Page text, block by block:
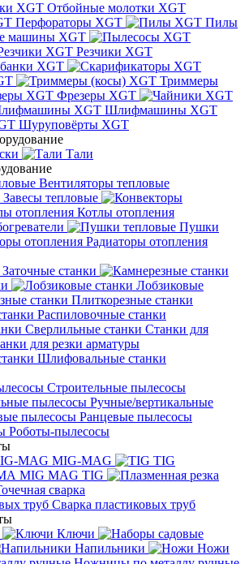
Отбойные молотки XGT
Перфораторы XGT
Пилы
машины XGT
Резчики XGT
XGT
Триммеры
Фрезеры XGT
Шлифмашины XGT
Шуруповёрты XGT
Тали
Вентиляторы тепловые
Завесы тепловые
Котлы отопления
Пушки
Радиаторы отопления
Заточные станки
Лобзиковые
Плиткорезные станки
Распиловочные станки
Сверлильные станки Станки для
для резки арматуры
Шлифовальные станки
Строительные пылесосы
Ручные/вертикальные
Ранцевые пылесосы
Роботы-пылесосы
MIG-MAG
TIG
MIG MAG TIG
сварка
Cварка пластиковых труб
Ключи
Напильники
Ножи